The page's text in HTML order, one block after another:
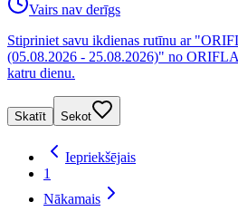
Vairs nav derīgs
Stipriniet savu ikdienas rutīnu ar
(05.08.2026 - 25.08.2026)" no
katru dienu.
Skatīt Sekot
Iepriekšējais
1
Nākamais